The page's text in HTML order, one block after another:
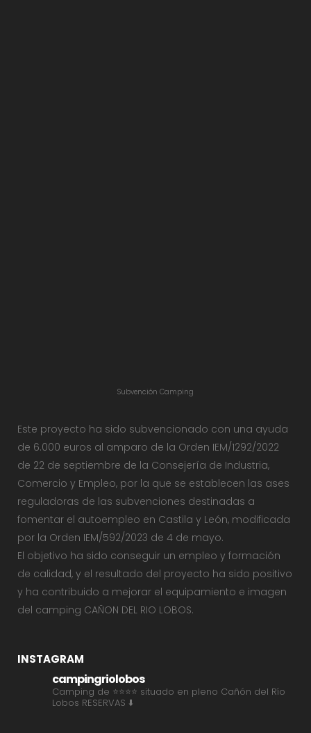
Subvención Camping
Este proyecto ha sido subvencionado con una ayuda
de 6.000 euros al amparo de la Orden IEM/1292/2022
de 22 de septiembre de la Consejería de Industria,
Comercio y Empleo, por la que se establecen las ases
reguladoras de las subvenciones destinadas a
fomentar el autoempleo en Castila y León, modificada
por la Orden IEM/592/2023 de 4 de mayo.
El objetivo ha sido conseguir un empleo y formación
de calidad, y el resultado del proyecto ha sido positivo
y ha contribuido a mejorar el equipamiento e imagen
del camping CAÑON DEL RIO LOBOS.
INSTAGRAM
campingriolobos
Camping de ⭐⭐⭐⭐ situado en pleno Cañón del Río
Lobos RESERVAS ⬇️